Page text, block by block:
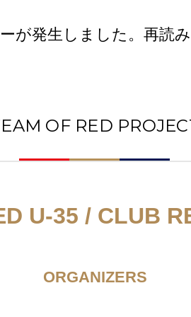
が発生しました。再読
OF RED
U-35 / CLUB
ORGANIZERS